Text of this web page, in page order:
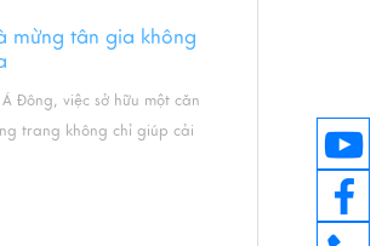
mừng tân gia không
Đông, việc sở hữu một căn
trang không chỉ giúp cải